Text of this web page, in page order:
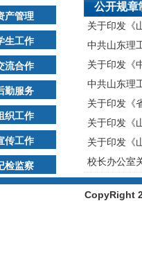
产管理
生工作
流合作
勤服务
织工作
传工作
检监察
公开规章
关于印发《
中共山东理
关于印发《
中共山东理
关于印发《
关于印发《
关于印发《
校长办公室
CopyRight